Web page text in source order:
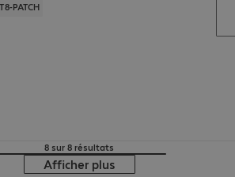
PATCH
8 sur 8 résultats
Afficher plus